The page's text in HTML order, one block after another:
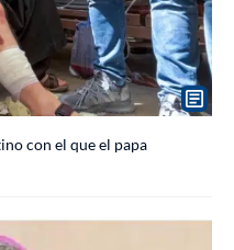
con el que el papa